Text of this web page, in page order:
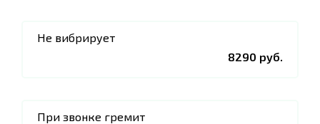
Не вибрирует
8290 руб.
При звонке гремит